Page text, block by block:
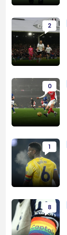
2
0
1
8